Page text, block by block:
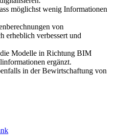
möglichst wenig Informationen
von
erheblich verbessert und
Modelle in Richtung BIM
ergänzt.
in der Bewirtschaftung von